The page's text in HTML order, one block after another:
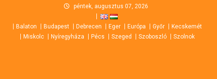
content
péntek, augusztus 07, 2026
Balaton Budapest Debrecen Eger Európa Győr
Kecskemét
Miskolc
Nyíregyháza Pécs Szeged Szoboszló Szolnok